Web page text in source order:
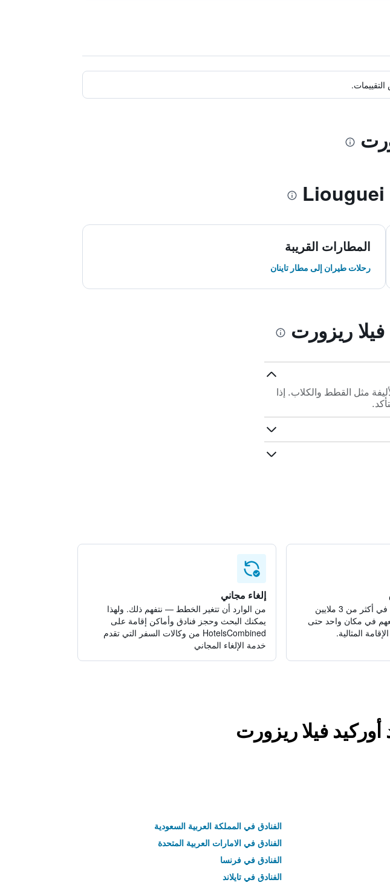
المطارات القريبة
رحلات طيران إلى مطار تاينان
ريزورت
مثل القطط والكلاب. إذا
يبحث HotelsCombined في أكثر من 3 ملايين
في مكان واحد حتى
المثالية.
إلغاء مجاني
من الوارد أن تتغير الخطط — نتفهم ذلك. ولهذا
يمكنك البحث وحجز فنادق وأماكن إقامة على
HotelsCombined من وكالات السفر التي تقدم
خدمة الإلغاء المجاني
فيلا ريزورت
الفنادق في المملكة العربية السعودية
الفنادق في الامارات العربية المتحدة
الفنادق في فرنسا
الفنادق في تايلاند